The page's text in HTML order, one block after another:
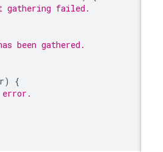
gathering failed.
has been gathered.
error.